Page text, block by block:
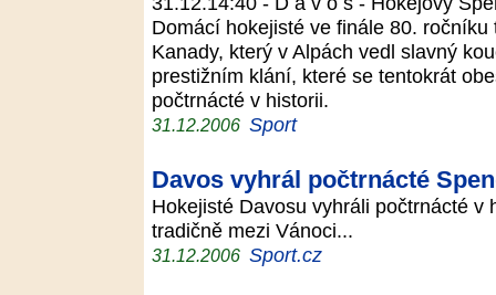
Domácí hokejisté ve finále 80.
Kanady, který v Alpách vedl slavný
prestižním klání, které se tentokrát
počtrnácté v historii.
31.12.2006 Sport
Davos vyhrál počtrnácté
Hokejisté Davosu vyhráli počtrnácté v
tradičně mezi Vánoci...
31.12.2006 Sport.cz